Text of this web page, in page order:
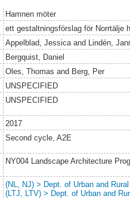
Hamnen möter
ett gestaltningsförslag för Norrtälje
Appelblad, Jessicaand
Lindén,
Bergquist, Daniel
Oles, Thomas and Berg, Per
UNSPECIFIED
UNSPECIFIED
2017
Second cycle, A2E
NY004 Landscape Architecture
(NL, NJ) > Dept. of Urban and
(LTJ, LTV) > Dept. of Urban and